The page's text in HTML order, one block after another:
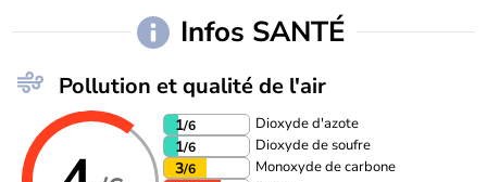
Infos SANTÉ
Pollution et qualité de l'air
1/6 Dioxyde d'azote
1/6 Dioxyde de soufre
3/6 Monoxyde de carbone